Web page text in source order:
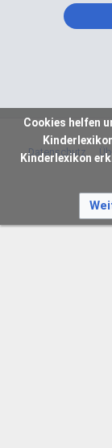
Datenschutz
Cookies helfen
Kinderlexikon